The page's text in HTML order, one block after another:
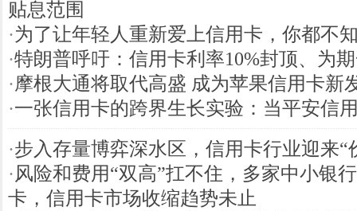
贴息范围
·为了让年轻人重新爱上信用卡，你都不
·特朗普呼吁：信用卡利率10%封顶、为
·摩根大通将取代高盛 成为苹果信用卡新
·一张信用卡的跨界生长实验：当平安信
·步入存量博弈深水区，信用卡行业迎来“
·风险和费用“双高”扛不住，多家中小银
卡，信用卡市场收缩趋势未止